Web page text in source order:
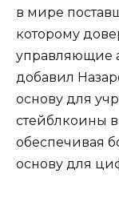
в мире
которому
управляющие
добавил
основу для
стейблкоины
обеспечивая
основу для